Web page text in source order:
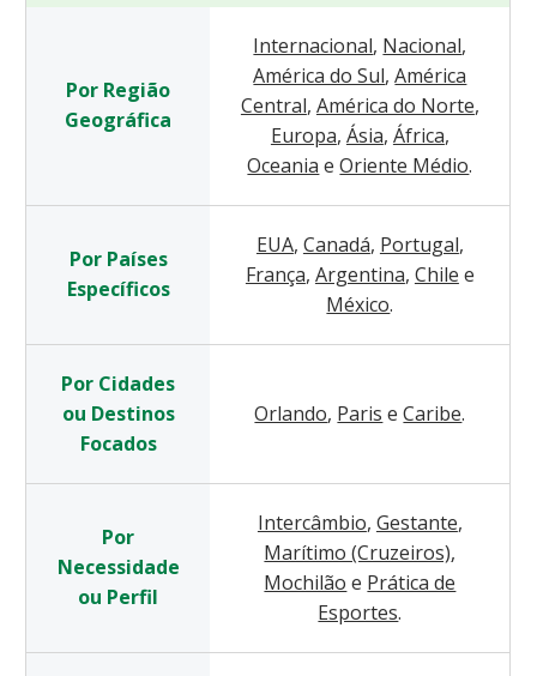
Por Região
Geográfica
Internacional, Nacional,
América do Sul, América
Central, América do Norte,
Europa, Ásia, África,
Oceania e Oriente Médio.
Por Países
Específicos
EUA, Canadá, Portugal,
França, Argentina, Chile e
México.
Por Cidades
ou Destinos
Focados
Orlando, Paris e Caribe.
Por
Necessidade
ou Perfil
Intercâmbio, Gestante,
Marítimo (Cruzeiros),
Mochilão e Prática de
Esportes.